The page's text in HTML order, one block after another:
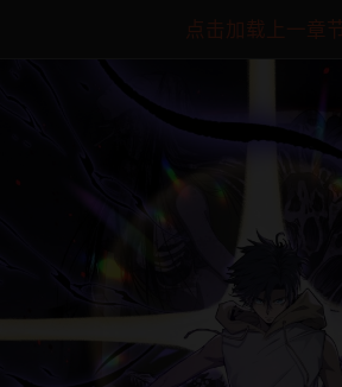
点击加载上一章